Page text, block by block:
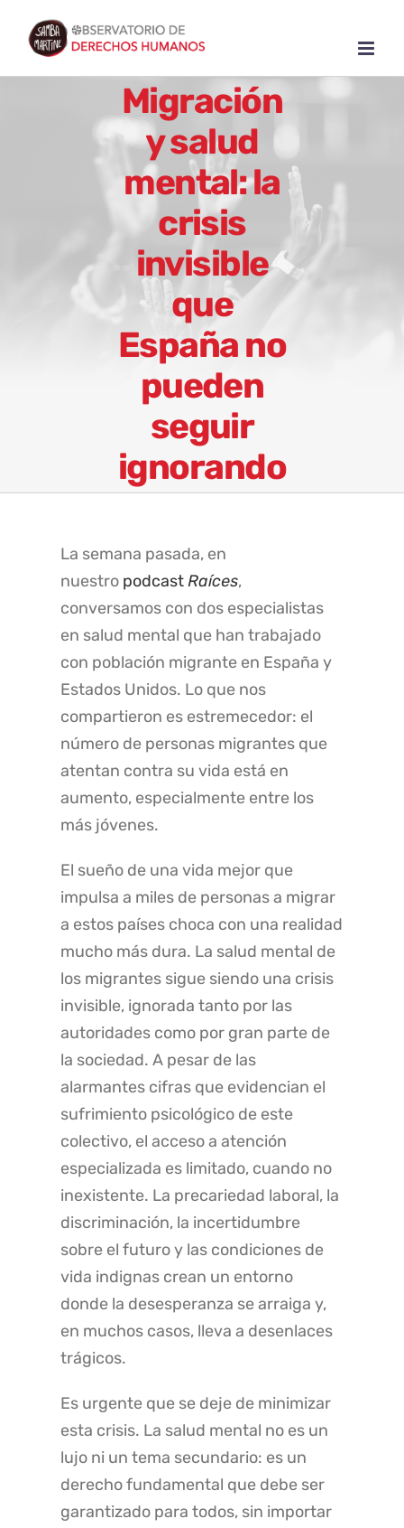
Migración
y salud
mental: la
crisis
invisible
que
España no
pueden
seguir
ignorando
La semana pasada, en
nuestro podcastRaíces,
conversamos con dos especialistas
en salud mental que han trabajado
con población migrante en España y
Estados Unidos. Lo que nos
compartieron es estremecedor: el
número de personas migrantes que
atentan contra su vida está en
aumento, especialmente entre los
más jóvenes.
El sueño de una vida mejor que
impulsa a miles de personas a migrar
a estos países choca con una realidad
mucho más dura. La salud mental de
los migrantes sigue siendo una crisis
invisible, ignorada tanto por las
autoridades como por gran parte de
la sociedad. A pesar de las
alarmantes cifras que evidencian el
sufrimiento psicológico de este
colectivo, el acceso a atención
especializada es limitado, cuando no
inexistente. La precariedad laboral, la
discriminación, la incertidumbre
sobre el futuro y las condiciones de
vida indignas crean un entorno
donde la desesperanza se arraiga y,
en muchos casos, lleva a desenlaces
trágicos.
Es urgente que se deje de minimizar
esta crisis. La salud mental no es un
lujo ni un tema secundario: es un
derecho fundamental que debe ser
garantizado para todos, sin importar